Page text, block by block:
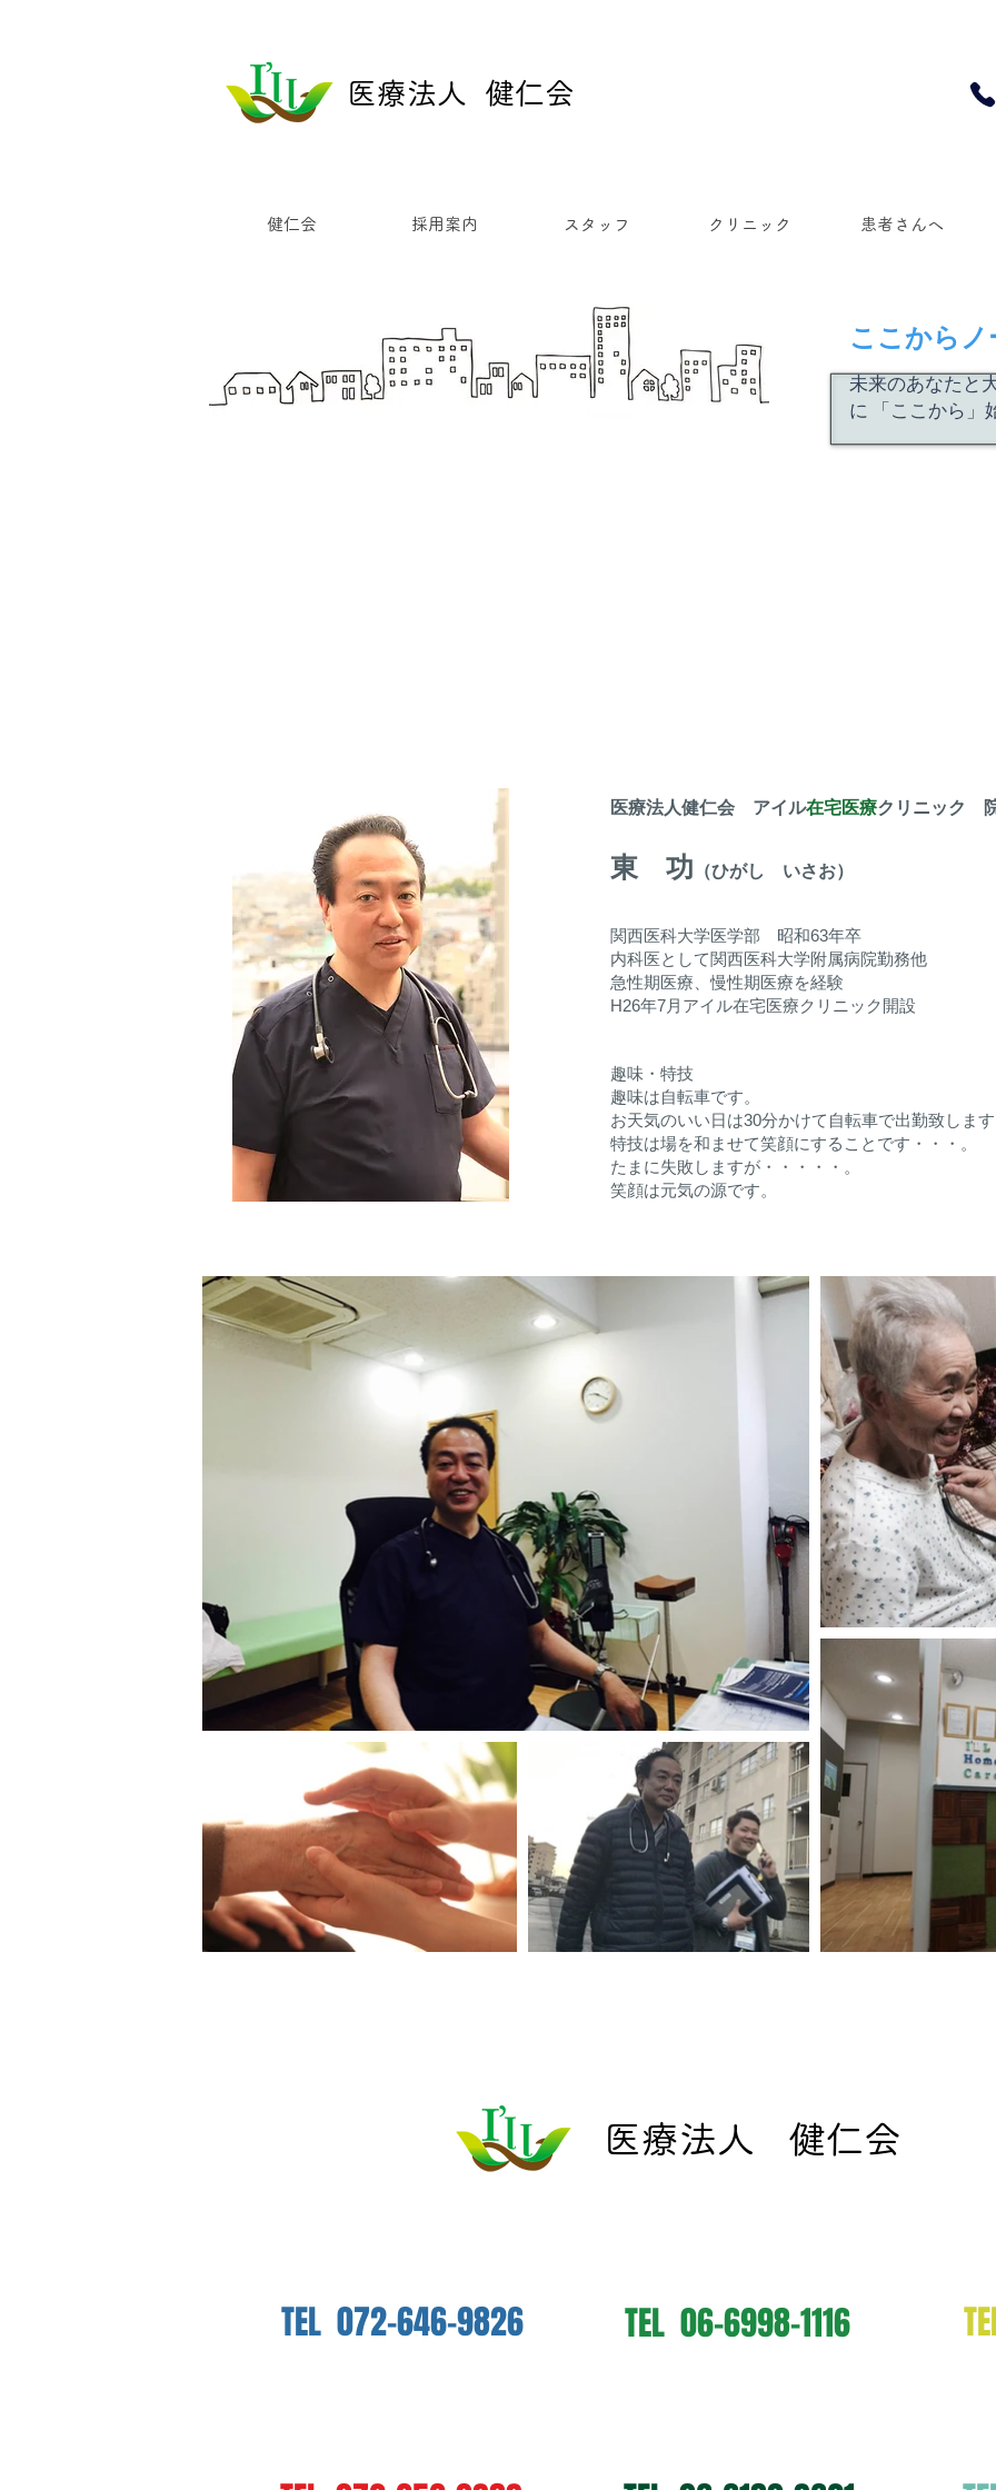
​医療法人 健仁会
健仁会 採用案内 スタッフ クリニック 患者さんへ
ここからノ
未来のあなたと
に 「ここから」
医療法人健仁会 アイル在宅医療クリニック
東 功 （ひがし いさお）
​関西医科大学医学部 昭和63年卒
​内科医として関西医科大学附属病院勤務他​
急性期医療、慢性期医療を経験
​H26年7月アイル在宅医療クリニック開設
​趣味・特技
趣味は自転車です。
お天気のいい日は30分かけて自転車で出勤致しま
特技は場を和ませて笑顔にすることです・・・。
たまに失敗しますが・・・・・。
​笑顔は元気の源です。
​医療法人 健仁会
​TEL 072-646-9826 ​TEL 06-6998-1116